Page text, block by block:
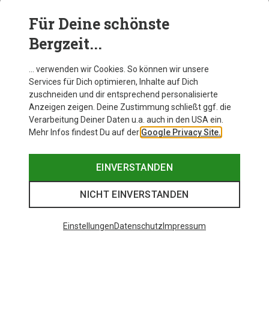
Preisen zu finden. So können die Regentage kommen!
Für Deine schönste
Bergzeit...
… verwenden wir Cookies. So können wir unsere
Services für Dich optimieren, Inhalte auf Dich
zuschneiden und dir entsprechend personalisierte
Anzeigen zeigen. Deine Zustimmung schließt ggf. die
Verarbeitung Deiner Daten u.a. auch in den USA ein.
Mehr Infos findest Du auf der Google Privacy Site.
EINVERSTANDEN
NICHT EINVERSTANDEN
EinstellungenDatenschutz Impressum